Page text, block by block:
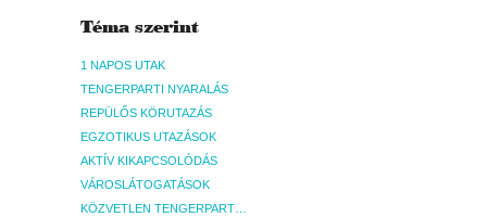
Téma szerint
1 NAPOS UTAK
TENGERPARTI NYARALÁS
REPÜLŐS KÖRUTAZÁS
EGZOTIKUS UTAZÁSOK
AKTÍV KIKAPCSOLÓDÁS
VÁROSLÁTOGATÁSOK